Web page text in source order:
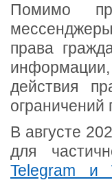
Помимо
права
информации,
действия
ограничений
В августе
для
Telegram и